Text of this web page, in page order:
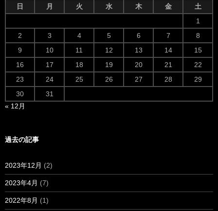
日 月 火 水 木 金
土
1
2
3 4 5 6 7
8
9
10 11 12 13 14
15
16
17 18 19 20 21
22
23
24 25 26 27 28
29
30
31
« 12月
過去の記事
2023年12月 (2)
2023年4月 (7)
2022年8月 (1)